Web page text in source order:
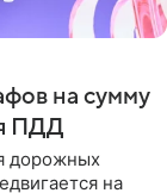
на сумму
ПДД
дорожных
на